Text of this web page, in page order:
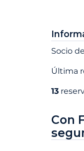
Socio
Última
13
Con